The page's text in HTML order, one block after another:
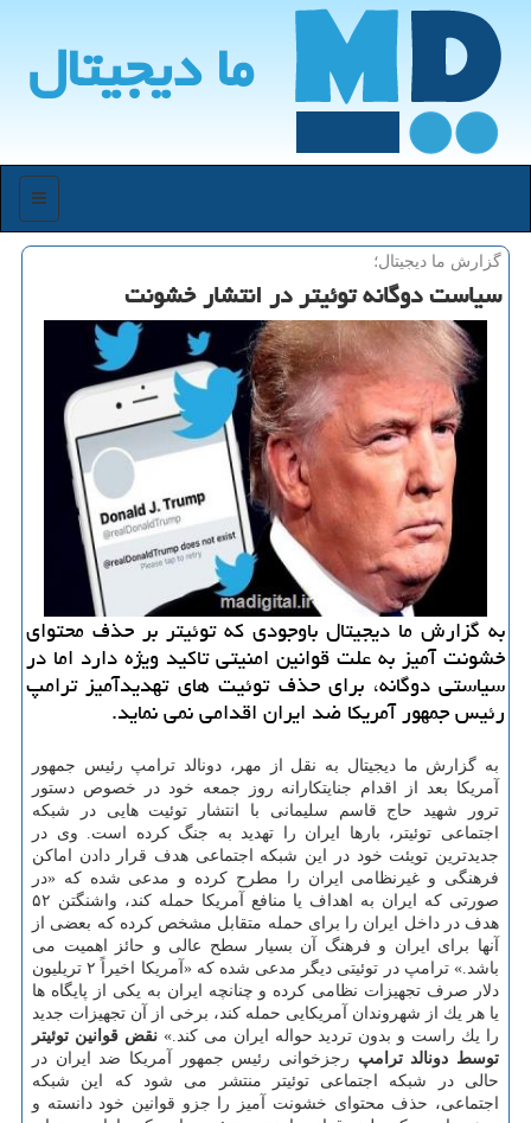
ما دیجیتال
منو
گزارش ما دیجیتال؛
سیاست دوگانه توئیتر در انتشار خشونت
به گزارش ما دیجیتال باوجودی كه توئیتر بر حذف محتوای
خشونت آمیز به علت قوانین امنیتی تاكید ویژه دارد اما در
سیاستی دوگانه، برای حذف توئیت های تهدیدآمیز ترامپ
رئیس جمهور آمریكا ضد ایران اقدامی نمی نماید.
به گزارش ما دیجیتال به نقل از مهر، دونالد ترامپ رئیس جمهور
آمریكا بعد از اقدام جنایتكارانه روز جمعه خود در خصوص دستور
ترور شهید حاج قاسم سلیمانی با انتشار توئیت هایی در شبكه
اجتماعی توئیتر، بارها ایران را تهدید به جنگ كرده است. وی در
جدیدترین تویئت خود در این شبكه اجتماعی هدف قرار دادن اماكن
فرهنگی و غیرنظامی ایران را مطرح كرده و مدعی شده كه «در
صورتی كه ایران به اهداف یا منافع آمریكا حمله كند، واشنگتن ۵۲
هدف در داخل ایران را برای حمله متقابل مشخص كرده كه بعضی از
آنها برای ایران و فرهنگ آن بسیار سطح عالی و حائز اهمیت می
باشد.» ترامپ در توئیتی دیگر مدعی شده كه «آمریكا اخیراً ۲ تریلیون
دلار صرف تجهیزات نظامی كرده و چنانچه ایران به یكی از پایگاه ها
یا هر یك از شهروندان آمریكایی حمله كند، برخی از آن تجهیزات جدید
را یك راست و بدون تردید حواله ایران می كند.»نقض قوانین توئیتر
توسط دونالد ترامپ رجزخوانی رئیس جمهور آمریكا ضد ایران در
حالی در شبكه اجتماعی توئیتر منتشر می شود كه این شبكه
اجتماعی، حذف محتوای خشونت آمیز را جزو قوانین خود دانسته و